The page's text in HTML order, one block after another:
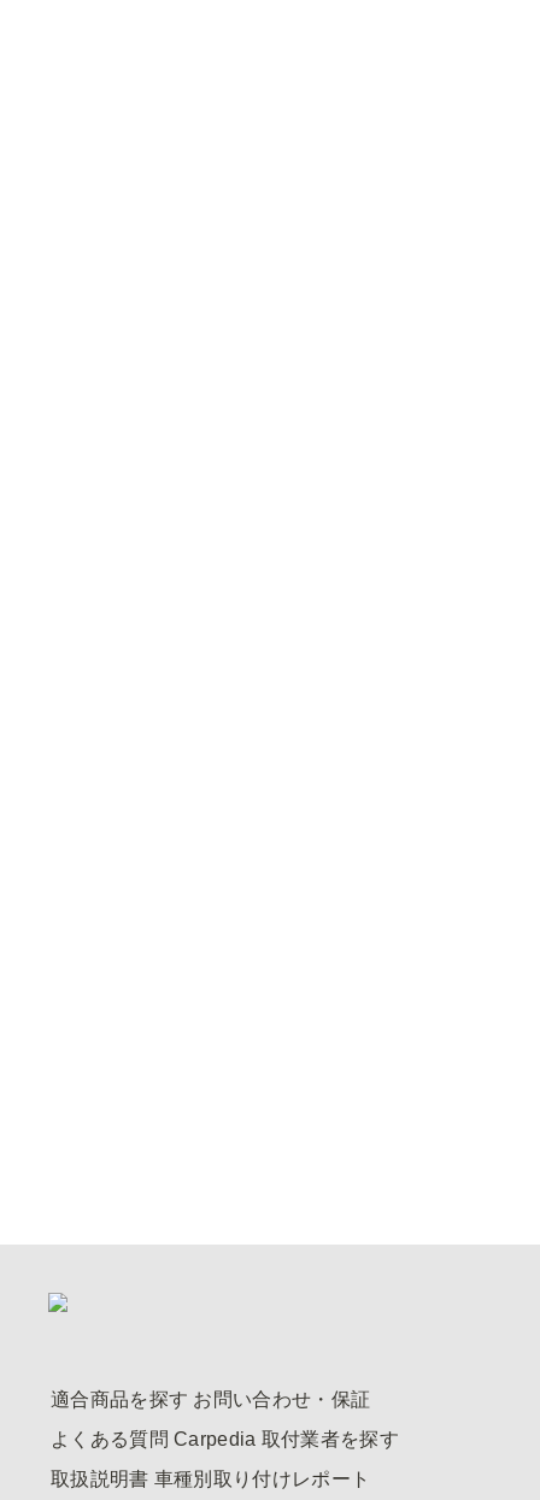
適合商品を探す お問い合わせ・保証
よくある質問 Carpedia 取付業者を探す
取扱説明書 車種別取り付けレポート